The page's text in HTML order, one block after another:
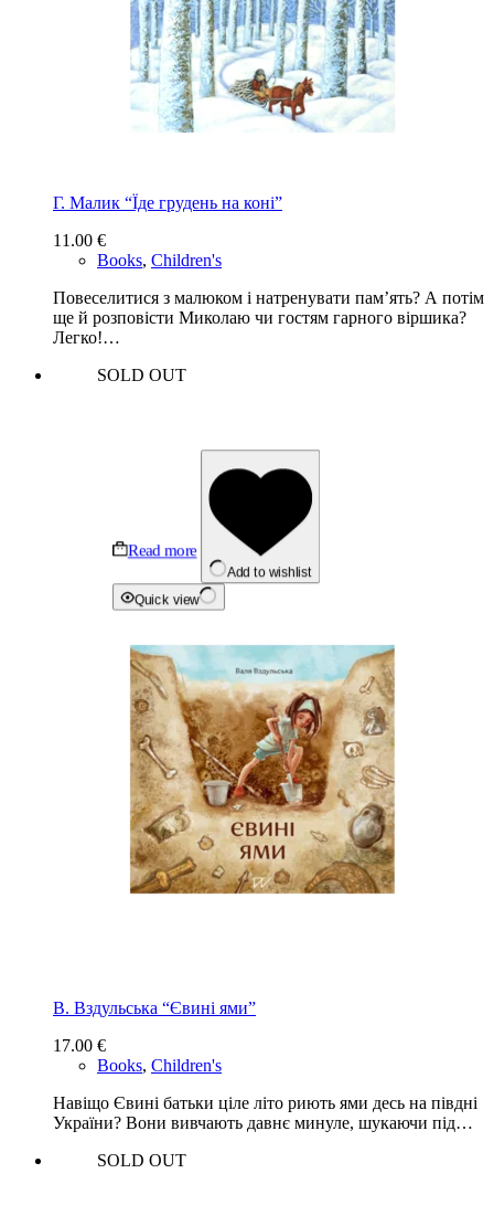
Г. Малик “Їде грудень на коні”
11.00 €
Books, Children's
Повеселитися з малюком і натренувати пам’ять? А потім
ще й розповісти Миколаю чи гостям гарного віршика?
Легко!…
SOLD OUT
Read more
Add to wishlist
Quick view
В. Вздульська “Євині ями”
17.00 €
Books, Children's
Навіщо Євині батьки ціле літо риють ями десь на півдні
України? Вони вивчають давнє минуле, шукаючи під…
SOLD OUT